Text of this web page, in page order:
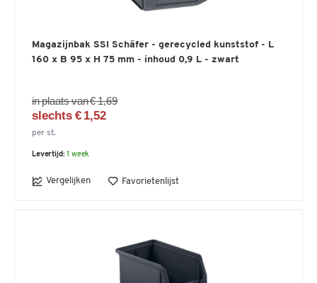
Magazijnbak SSI Schäfer - gerecycled kunststof - L
160 x B 95 x H 75 mm - inhoud 0,9 L - zwart
in plaats van € 1,69
slechts € 1,52
per st.
Levertijd: 1 week
Vergelijken Favorietenlijst